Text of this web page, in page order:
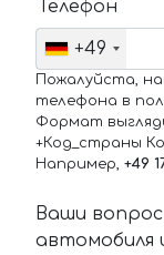
Телефон
+49
Пожалуйста,
телефона в
Формат
+Код_страны
Например, +49
Ваши
автомобиля